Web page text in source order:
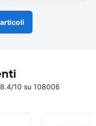
10 su 108006